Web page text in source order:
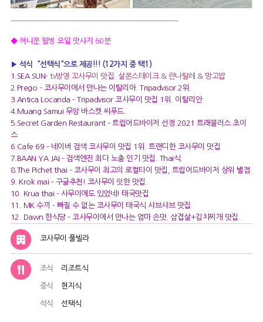
◆ 허니문 웰빙 오일 맛사지 60분
▶ 석식 "선택식"으로 제공!!! (12가지 중 택1)
1.SEA SUN- tv방영 꼬사무이 맛집. 살몬스테이크 & 란나탈레 & 망고밥
2.Prego – 코사무이에서 만나는 이탈리아. Tripadvisor 2위.
3.Antica Locanda– Tripadvisor 코사무이 맛집 1위. 이탈리안
4.Muang Samui 무앙 바스켓 씨푸드.
5.Secret Garden Restaurant– 트립어드바이저 선정 2021 트래블러스 초이
스
6.Cafe 69 – 네이버 검색 코사무이 맛집 1위. 트랜디한 코사무이 맛집
7.BAAN YA JAI – 검색엔진 최다 노출 인기 맛집. Thai식.
8.The Pichet thai – 코사무이 최고의 로컬타이 맛집, 트립어드바이저 상위 별점
9. Krok mai – 구글추천! 코사무이 잇한 맛집.
10. Krua thai - 사무이에도 있었네! 태국맛집
11. MK 수끼 - 빠질 수 없는 코사무이 태국식 샤브샤브 맛집.
12. Dawn 한식당– 코사무이에서 만나는 엄마 손맛. 삼겹살+김치찌개 맛집.
코사무이 풀빌라
조식 리조트식
중식 현지식
석식 선택식